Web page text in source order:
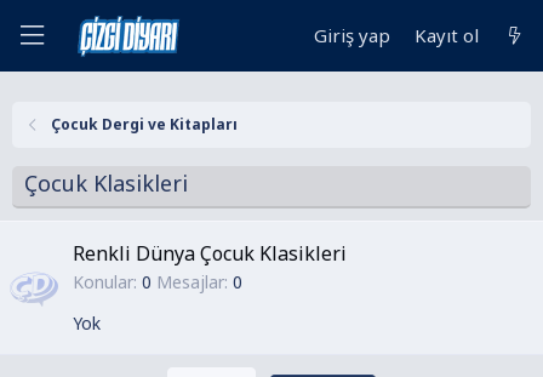
Giriş yap Kayıt ol
Çocuk Dergi ve Kitapları
Çocuk Klasikleri
Renkli Dünya Çocuk Klasikleri
Konular 0 Mesajlar 0
Yok